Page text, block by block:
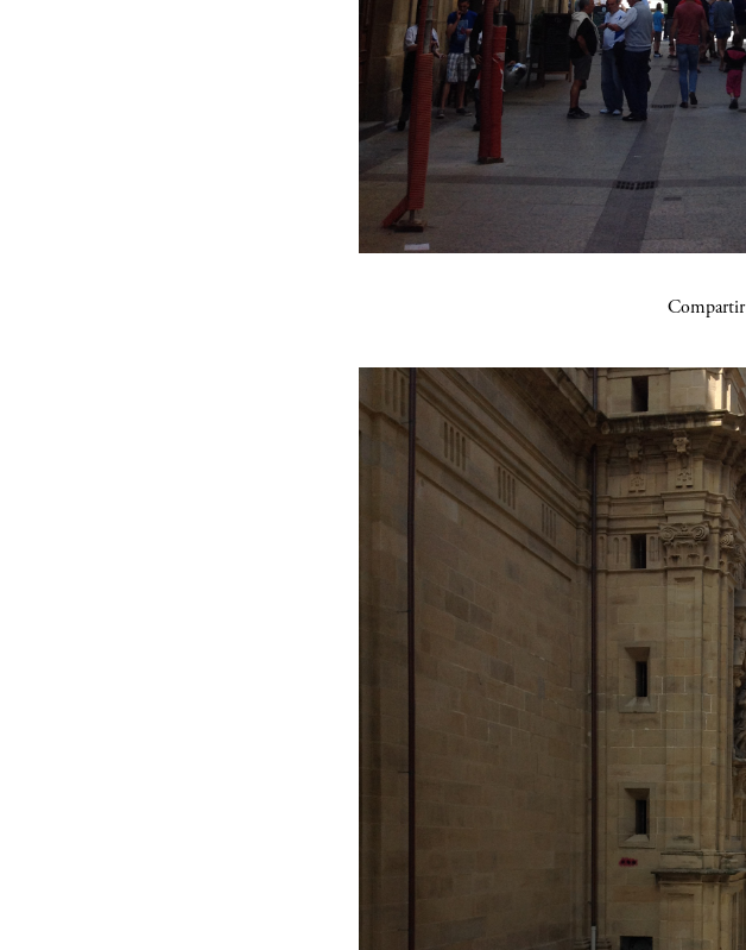
Compartir